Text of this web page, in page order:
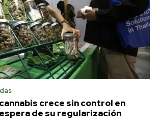
crece sin control en
de su regularización